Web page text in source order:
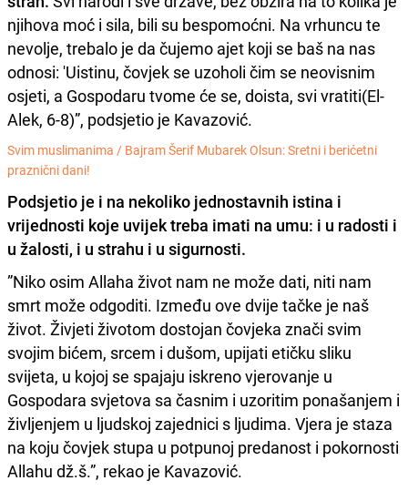
njihova moć i sila, bili su bespomoćni. Na vrhuncu te
nevolje, trebalo je da čujemo ajet koji se baš na nas
odnosi: 'Uistinu, čovjek se uzoholi čim se neovisnim
osjeti, a Gospodaru tvome će se, doista, svi vratiti(El-
Alek, 6-8)”, podsjetio je Kavazović.
Svim muslimanima / Bajram Šerif Mubarek Olsun: Sretni i berićetni
praznični dani!
Podsjetio je i na nekoliko jednostavnih istina i
vrijednosti koje uvijek treba imati na umu: i u radosti i
u žalosti, i u strahu i u sigurnosti.
”Niko osim Allaha život nam ne može dati, niti nam
smrt može odgoditi. Između ove dvije tačke je naš
život. Živjeti životom dostojan čovjeka znači svim
svojim bićem, srcem i dušom, upijati etičku sliku
svijeta, u kojoj se spajaju iskreno vjerovanje u
Gospodara svjetova sa časnim i uzoritim ponašanjem i
življenjem u ljudskoj zajednici s ljudima. Vjera je staza
na koju čovjek stupa u potpunoj predanost i pokornosti
Allahu dž.š.”, rekao je Kavazović.